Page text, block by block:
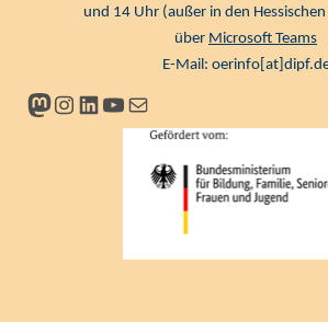
und 14 Uhr (außer in den
über Microsoft Teams
E-Mail:
Mastodon
Instagram
LinkedIn
YouTube
Newsletter